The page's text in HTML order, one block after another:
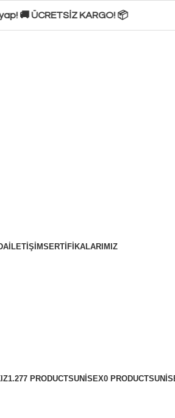
🚚 ÜCRETSİZ KARGO! 📦
İLETIŞIMSERTIFIKALARIMIZ
1.277 PRODUCTSUNISEX0 PRODUCTS